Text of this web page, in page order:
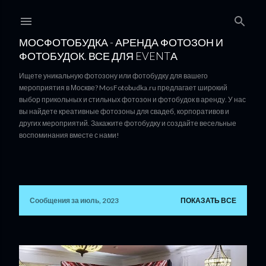
МОСФОТОБУДКА - АРЕНДА ФОТОЗОН И
ФОТОБУДОК. ВСЕ ДЛЯ EVENTА
Ищете уникальную фотозону или фотобудку для вашего
мероприятия в Москве? MosFotobudka.ru предлагает широкий
выбор прикольных и стильных фотозон и фотобудок в аренду. У нас
вы найдете креативные фотозоны для свадеб, корпоративов и
других мероприятий. Закажите фотобудку и создайте весельные
воспоминания вместе с нами!
С
о
Сообщения за июль, 2023 ПОКАЗАТЬ ВСЕ